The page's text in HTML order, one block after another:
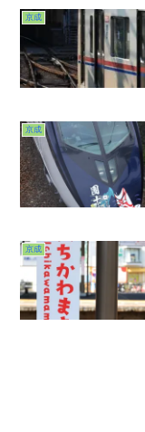
京成
京成
京成